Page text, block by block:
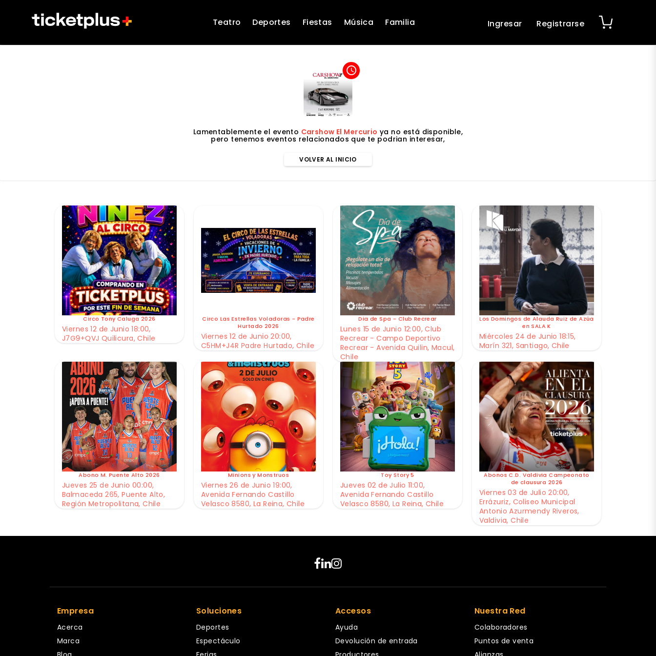
Teatro Deportes Fiestas Música Familia Ingresar Registrarse
access_time
Lamentablemente el evento Carshow El Mercurio ya no está disponible,
pero tenemos eventos relacionados que te podrian interesar,
VOLVER AL INICIO
Circo Tony Caluga 2026
Viernes 12 de Junio 18:00,
J7G9+QVJ Quilicura, Chile
Circo Las Estrellas Voladoras - Padre
Hurtado 2026
Viernes 12 de Junio 20:00,
C5HM+J4R Padre Hurtado, Chile
Dia de Spa - Club Recrear
Lunes 15 de Junio 12:00, Club
Recrear - Campo Deportivo
Recrear - Avenida Quilin, Macul,
Chile
Los Domingos de Alauda Ruiz de Azúa
en SALA K
Miércoles 24 de Junio 18:15,
Marín 321, Santiago, Chile
Abono M. Puente Alto 2026
Jueves 25 de Junio 00:00,
Balmaceda 265, Puente Alto,
Región Metropolitana, Chile
Minions y Monstruos
Viernes 26 de Junio 19:00,
Avenida Fernando Castillo
Velasco 8580, La Reina, Chile
Toy Story 5
Jueves 02 de Julio 11:00,
Avenida Fernando Castillo
Velasco 8580, La Reina, Chile
Abonos C.D. Valdivia Campeonato
de clausura 2026
Viernes 03 de Julio 20:00,
Errázuriz, Coliseo Municipal
Antonio Azurmendy Riveros,
Valdivia, Chile
Empresa
Acerca
Marca
Soluciones
Deportes
Espectáculo
Accesos
Ayuda
Devolución de entrada
Nuestra Red
Colaboradores
Puntos de venta